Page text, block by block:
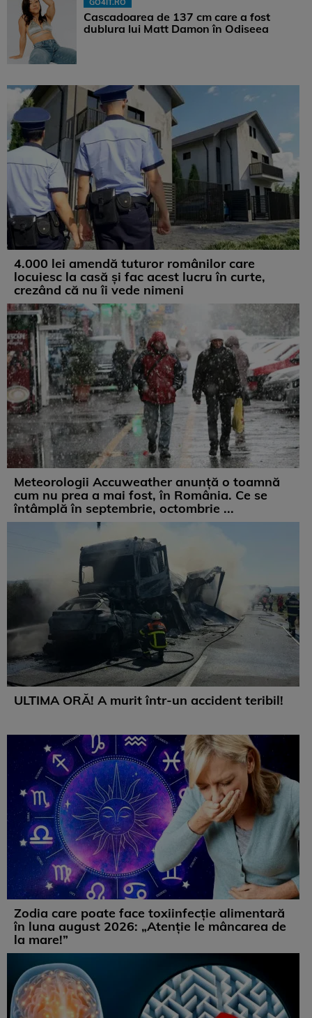
Cascadoarea de 137 cm care a fost
dublura lui Matt Damon în Odiseea
4.000 lei amendă tuturor românilor care
locuiesc la casă și fac acest lucru în curte,
crezând că nu îi vede nimeni
Meteorologii Accuweather anunță o toamnă
cum nu prea a mai fost, în România. Ce se
întâmplă în septembrie, octombrie ...
ULTIMA ORĂ! A murit într-un accident teribil!
Zodia care poate face toxiinfecție alimentară
în luna august 2026: „Atenție le mâncarea de
la mare!”